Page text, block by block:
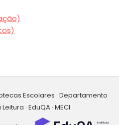
Escolares · Departamento
· EduQA · MECI